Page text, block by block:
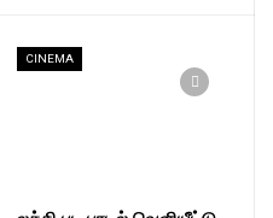
CINEMA